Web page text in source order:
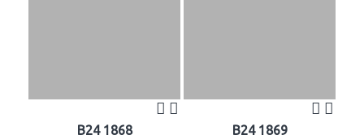
B24 1868 B24 1869